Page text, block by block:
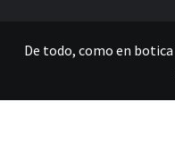
De todo, como en botica